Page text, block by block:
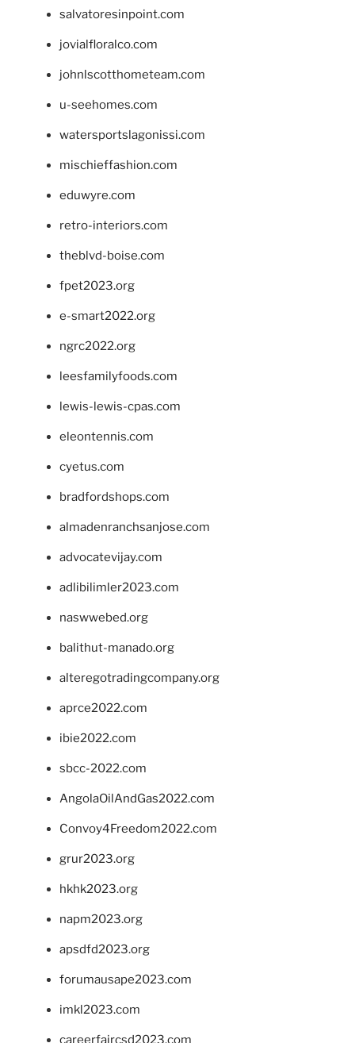
salvatoresinpoint.com
jovialfloralco.com
johnlscotthometeam.com
u-seehomes.com
watersportslagonissi.com
mischieffashion.com
eduwyre.com
retro-interiors.com
theblvd-boise.com
fpet2023.org
e-smart2022.org
ngrc2022.org
leesfamilyfoods.com
lewis-lewis-cpas.com
eleontennis.com
cyetus.com
bradfordshops.com
almadenranchsanjose.com
advocatevijay.com
adlibilimler2023.com
naswwebed.org
balithut-manado.org
alteregotradingcompany.org
aprce2022.com
ibie2022.com
sbcc-2022.com
AngolaOilAndGas2022.com
Convoy4Freedom2022.com
grur2023.org
hkhk2023.org
napm2023.org
apsdfd2023.org
forumausape2023.com
imkl2023.com
careerfaircsd2023.com